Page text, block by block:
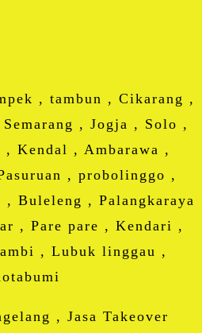
, tambun , Cikarang ,
, Jogja , Solo ,
, Kendal , Ambarawa ,
, probolinggo ,
Buleleng , Palangkaraya
, Pare pare , Kendari ,
, Lubuk linggau ,
, Jasa Takeover